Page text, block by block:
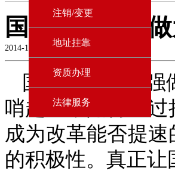
注销/变更
地址挂靠
资质办理
法律服务
国企做强做优
2014-11-10
国有企业要做
哨起跑，如何跨
成为改革能否提
的积极性。真正